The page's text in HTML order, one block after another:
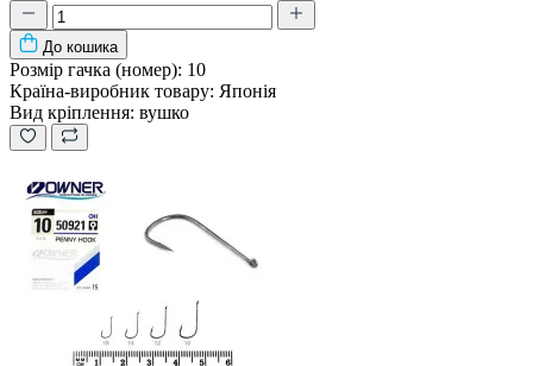
До кошика
Розмір гачка (номер): 10
Країна-виробник товару: Японія
Вид кріплення: вушко